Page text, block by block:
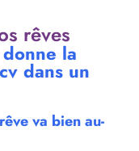
rêves
la
dans un
va bien au-